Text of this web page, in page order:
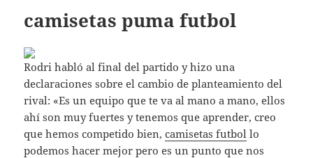
camisetas puma futbol
Rodri habló al final del partido y hizo una
declaraciones sobre el cambio de planteamiento del
rival: «Es un equipo que te va al mano a mano, ellos
ahí son muy fuertes y tenemos que aprender, creo
que hemos competido bien,camisetas futbol lo
podemos hacer mejor pero es un punto que nos